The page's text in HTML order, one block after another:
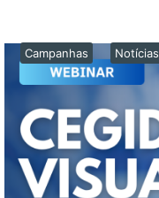
Campanhas Notícias